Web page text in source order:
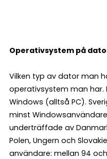
Operativsystem på
Vilken typ av dator man
operativsystem man har.
Windows (alltså PC).
minst
underträffade av
Polen, Ungern och
användare: mellan 94